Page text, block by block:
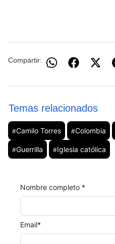
Compartir:
Temas relacionados
#Camilo Torres #Colombia
#Guerrilla #Iglesia católica
Nombre completo *
Email*